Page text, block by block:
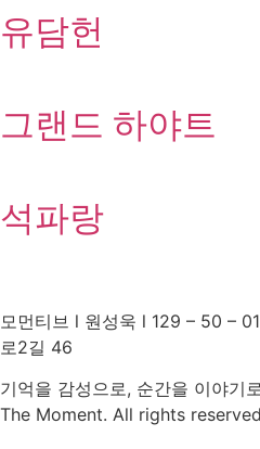
유담헌
그랜드 하야트
석파랑
모먼티브 l 원성욱 l 129 – 50 –
로2길 46
기억을 감성으로, 순간을 이야기
The Moment. All rights